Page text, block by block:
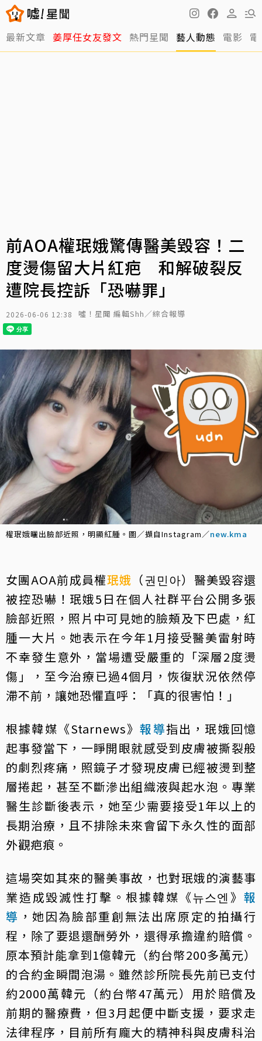
最新文章 姜厚任女友發文 熱門星聞 藝人動態 電影
前AOA權珉娥驚傳醫美毀容！二
度燙傷留大片紅疤 和解破裂反
遭院長控訴「恐嚇罪」
2026-06-06 12:38 噓！星聞 編輯Shh／綜合報導
權珉娥曬出臉部近照，明顯紅腫。圖／擷自Instagram／new.kma
女團AOA前成員權珉娥 （권민아）醫美毀容還
被控恐嚇！珉娥5日在個人社群平台公開多張
臉部近照，照片中可見她的臉頰及下巴處，紅
腫一大片。她表示在今年1月接受醫美雷射時
不幸發生意外，當場遭受嚴重的「深層2度燙
傷」，至今治療已過4個月，恢復狀況依然停
滯不前，讓她恐懼直呼：「真的很害怕！」
根據韓媒《Starnews》報導指出，珉娥回憶
起事發當下，一睜開眼就感受到皮膚被撕裂般
的劇烈疼痛，照鏡子才發現皮膚已經被燙到整
層捲起，甚至不斷滲出組織液與起水泡。專業
醫生診斷後表示，她至少需要接受1年以上的
長期治療，且不排除未來會留下永久性的面部
外觀疤痕。
這場突如其來的醫美事故，也對珉娥的演藝事
業造成毀滅性打擊。根據韓媒《뉴스엔》 報
導 ，她因為臉部重創無法出席原定的拍攝行
程，除了要退還酬勞外，還得承擔違約賠償。
原本預計能拿到1億韓元（約台幣200多萬元）
的合約金瞬間泡湯。雖然診所院長先前已支付
約2000萬韓元（約台幣47萬元）用於賠償及
前期的醫療費，但3月起便中斷支援，要求走
法律程序，目前所有龐大的精神科與皮膚科治